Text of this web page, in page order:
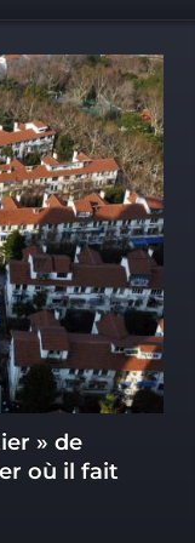
» de
où il fait